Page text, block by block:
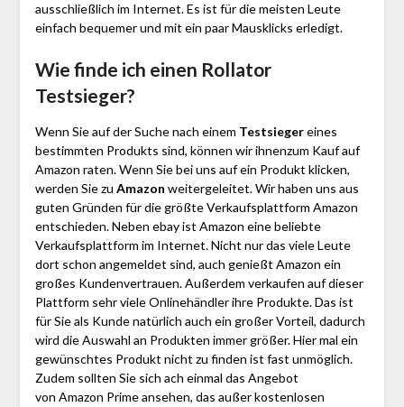
ausschließlich im Internet. Es ist für die meisten Leute
einfach bequemer und mit ein paar Mausklicks erledigt.
Wie finde ich einen Rollator
Testsieger?
Wenn Sie auf der Suche nach einem Testsiegereines
bestimmten Produkts sind, können wir ihnenzum Kauf auf
Amazon raten. Wenn Sie bei uns auf ein Produkt klicken,
werden Sie zu Amazon weitergeleitet. Wir haben uns aus
guten Gründen für die größte Verkaufsplattform Amazon
entschieden. Neben ebay ist Amazon eine beliebte
Verkaufsplattform im Internet. Nicht nur das viele Leute
dort schon angemeldet sind, auch genießt Amazon ein
großes Kundenvertrauen. Außerdem verkaufen auf dieser
Plattform sehr viele Onlinehändler ihre Produkte. Das ist
für Sie als Kunde natürlich auch ein großer Vorteil, dadurch
wird die Auswahl an Produkten immer größer. Hier mal ein
gewünschtes Produkt nicht zu finden ist fast unmöglich.
Zudem sollten Sie sich ach einmal das Angebot
von Amazon Prime ansehen, das außer kostenlosen